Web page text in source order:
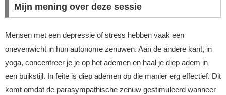
Mijn mening over deze sessie
Mensen met een depressie of stress hebben vaak een
onevenwicht in hun autonome zenuwen. Aan de andere kant, in
yoga, concentreer je je op het ademen en haal je diep adem in
een buikstijl. In feite is diep ademen op die manier erg effectief. Dit
komt omdat de parasympathische zenuw gestimuleerd wanneer